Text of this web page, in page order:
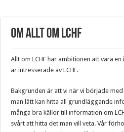
Om Allt om LCHF
Allt om LCHF har ambitionen att vara
är intresserade av LCHF.
Bakgrunden är att vi när vi började med
man lätt kan hitta all grundläggande
många bra källor till information om
svårt att hitta det man vill veta. Vår